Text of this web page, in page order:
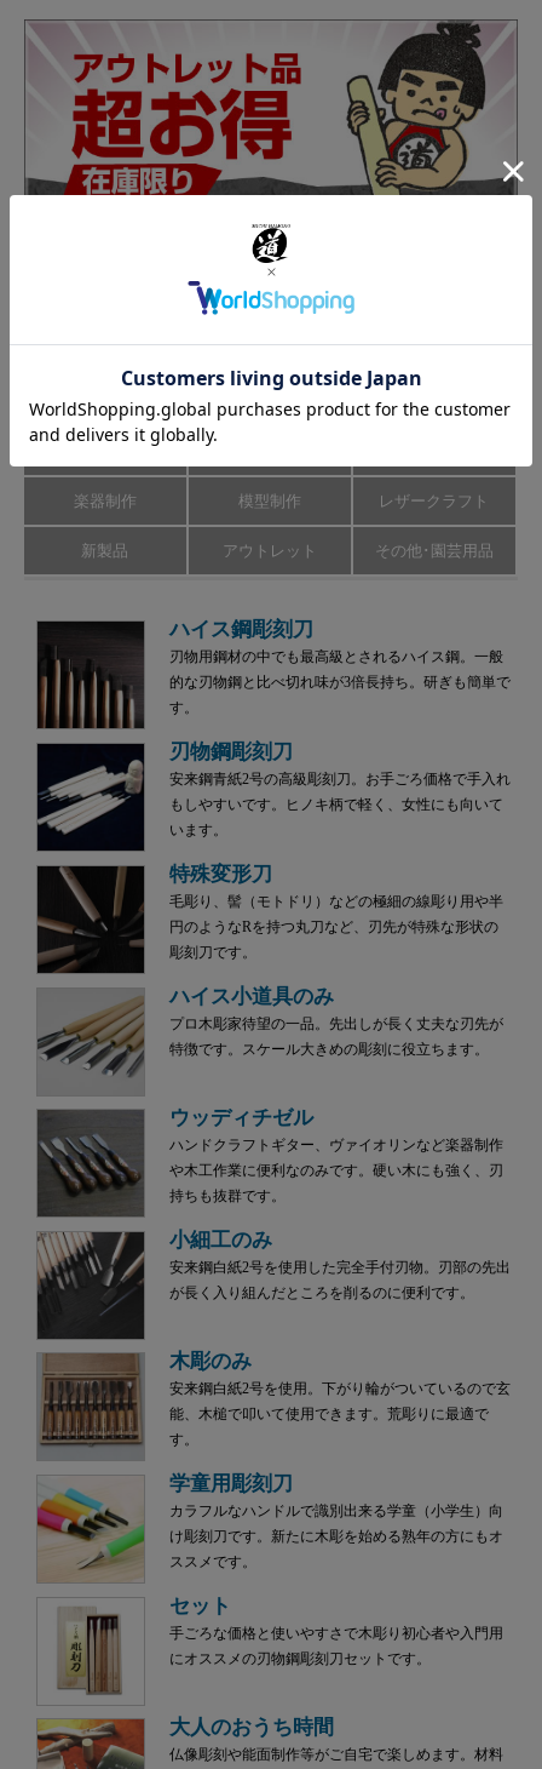
カテゴリーから商品を探す
彫刻刀･のみ 彫刻道具 彫刻刀研ぎ機
楽器制作 模型制作 レザークラフト
新製品 アウトレット その他･園芸用品
ハイス鋼彫刻刀
刃物用鋼材の中でも最高級とされるハイス鋼。一般
的な刃物鋼と比べ切れ味が3倍長持ち。研ぎも簡単で
す。
刃物鋼彫刻刀
安来鋼青紙2号の高級彫刻刀。お手ごろ価格で手入れ
もしやすいです。ヒノキ柄で軽く、女性にも向いて
います。
特殊変形刀
毛彫り、髻（モトドリ）などの極細の線彫り用や半
円のようなRを持つ丸刀など、刃先が特殊な形状の
彫刻刀です。
ハイス小道具のみ
プロ木彫家待望の一品。先出しが長く丈夫な刃先が
特徴です。スケール大きめの彫刻に役立ちます。
ウッディチゼル
ハンドクラフトギター、ヴァイオリンなど楽器制作
や木工作業に便利なのみです。硬い木にも強く、刃
持ちも抜群です。
小細工のみ
安来鋼白紙2号を使用した完全手付刃物。刃部の先出
が長く入り組んだところを削るのに便利です。
木彫のみ
安来鋼白紙2号を使用。下がり輪がついているので玄
能、木槌で叩いて使用できます。荒彫りに最適で
す。
学童用彫刻刀
カラフルなハンドルで識別出来る学童（小学生）向
け彫刻刀です。新たに木彫を始める熟年の方にもオ
ススメです。
セット
手ごろな価格と使いやすさで木彫り初心者や入門用
にオススメの刃物鋼彫刻刀セットです。
大人のおうち時間
仏像彫刻や能面制作等がご自宅で楽しめます。材料